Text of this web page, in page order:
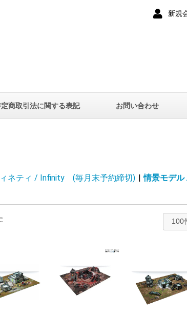
新規
商取引法に関する表記 お問い合わせ
ネティ / Infinity (毎月末予約締切) | 情景モデ